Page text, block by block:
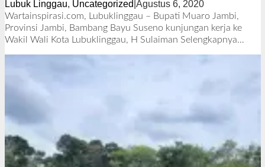
Lubuk Linggau, Uncategorized Agustus 6, 2020o
l
e
h
e
i
Wartainspirasi.com, Lubuklinggau – Bupati Muaro Jambi,
Provinsi Jambi, Bambang Bayu Suseno kunjungan kerja ke
Wakil Wali Kota Lubuklinggau, H Sulaiman Selengkapnya…